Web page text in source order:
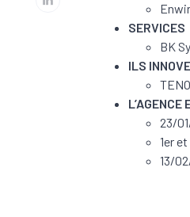
SERVICES
BK
ILS
L’AGENCE
23/
1er
13/